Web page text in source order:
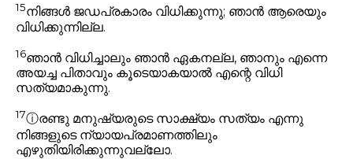
15നിങ്ങൾ ജഡപ്രകാരം വിധിക്കുന്നു; ഞാൻ ആരെയും
വിധിക്കുന്നില്ല.
16ഞാൻ വിധിച്ചാലും ഞാൻ ഏകനല്ല, ഞാനും എന്നെ
അയച്ച പിതാവും കൂടെയാകയാൽ എന്റെ വിധി
സത്യമാകുന്നു.
17ⓘരണ്ടു മനുഷ്യരുടെ സാക്ഷ്യം സത്യം എന്നു
നിങ്ങളുടെ ന്യായപ്രമാണത്തിലും
എഴുതിയിരിക്കുന്നുവല്ലോ.